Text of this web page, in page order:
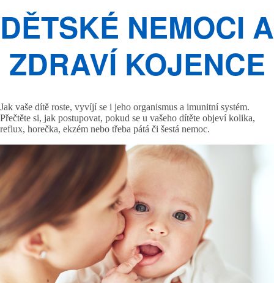
DĚTSKÉ NEMOCI A
ZDRAVÍ KOJENCE
Jak vaše dítě roste, vyvíjí se i jeho organismus a imunitní systém.
Přečtěte si, jak postupovat, pokud se u vašeho dítěte objeví kolika,
reflux, horečka, ekzém nebo třeba pátá či šestá nemoc.